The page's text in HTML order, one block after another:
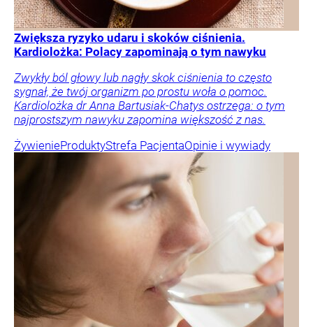
Zwiększa ryzyko udaru i skoków ciśnienia.
Kardiolożka: Polacy zapominają o tym nawyku
Zwykły ból głowy lub nagły skok ciśnienia to często
sygnał, że twój organizm po prostu woła o pomoc.
Kardiolożka dr Anna Bartusiak-Chatys ostrzega: o tym
najprostszym nawyku zapomina większość z nas.
ŻywienieProduktyStrefa PacjentaOpinie i wywiady